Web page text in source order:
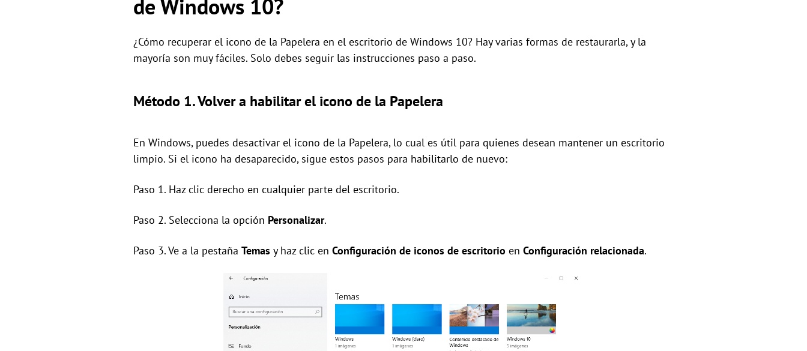
de Windows 10?
¿Cómo recuperar el icono de la Papelera en el escritorio de Windows 10? Hay varias formas de restaurarla, y la
mayoría son muy fáciles. Solo debes seguir las instrucciones paso a paso.
Método 1. Volver a habilitar el icono de la Papelera
En Windows, puedes desactivar el icono de la Papelera, lo cual es útil para quienes desean mantener un escritorio
limpio. Si el icono ha desaparecido, sigue estos pasos para habilitarlo de nuevo:
Paso 1. Haz clic derecho en cualquier parte del escritorio.
Paso 2. Selecciona la opción Personalizar.
Paso 3. Ve a la pestaña Temas y haz clic en Configuración de iconos de escritorio en Configuración relacionada.